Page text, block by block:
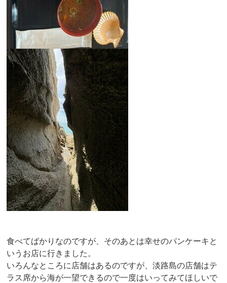
食べてばかりなのですが、そのあとは幸せのパンケーキと
いうお店に行きました。
いろんなところに店舗はあるのですが、淡路島の店舗はテ
ラス席から海が一望できるので一度はいってみてほしいで